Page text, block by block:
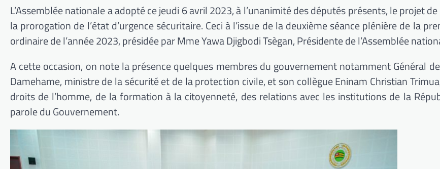
L’Assemblée nationale a adopté ce jeudi 6 avril 2023, à l’unanimité des députés présents, le projet
la prorogation de l’état d’urgence sécuritaire. Ceci à l’issue de la deuxième séance plénière de la
ordinaire de l’année 2023, présidée par Mme Yawa Djigbodi Tsègan, Présidente de l’Assemblée
A cette occasion, on note la présence quelques membres du gouvernement notamment Général
Damehame, ministre de la sécurité et de la protection civile, et son collègue Eninam Christian
droits de l’homme, de la formation à la citoyenneté, des relations avec les institutions de la
parole du Gouvernement.